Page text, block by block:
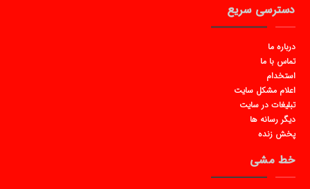
دسترسی سریع
درباره ما
تماس با ما
استخدام
اعلام مشکل سایت
تبلیغات در سایت
دیگر رسانه ها
پخش زنده
خط مشی